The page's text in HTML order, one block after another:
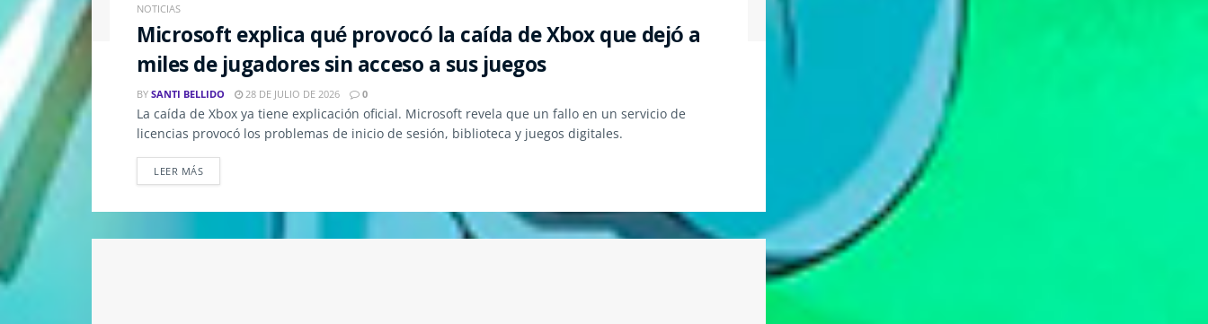
NOTICIAS
Microsoft explica qué provocó la caída de Xbox que dejó a
miles de jugadores sin acceso a sus juegos
BY SANTI BELLIDO 28 DE JULIO DE 2026 0
La caída de Xbox ya tiene explicación oficial. Microsoft revela que un fallo en un servicio de
licencias provocó los problemas de inicio de sesión, biblioteca y juegos digitales.
LEER MÁS